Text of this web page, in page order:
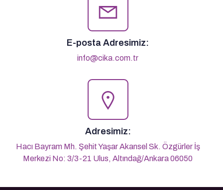
E-posta Adresimiz:
info@cika.com.tr
Adresimiz:
Hacı Bayram Mh. Şehit Yaşar Akansel Sk. Özgürler İş
Merkezi No: 3/3-21 Ulus, Altındağ/Ankara 06050